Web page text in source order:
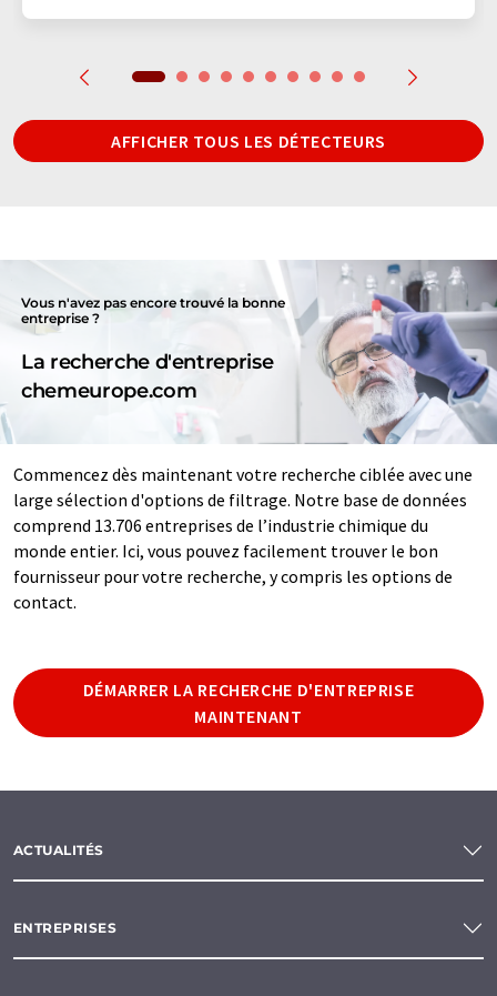
AFFICHER TOUS LES DÉTECTEURS
Vous n'avez pas encore trouvé la bonne
entreprise ?
La recherche d'entreprise
chemeurope.com
Commencez dès maintenant votre recherche ciblée avec une
large sélection d'options de filtrage. Notre base de données
comprend 13.706 entreprises de l’industrie chimique du
monde entier. Ici, vous pouvez facilement trouver le bon
fournisseur pour votre recherche, y compris les options de
contact.
DÉMARRER LA RECHERCHE D'ENTREPRISE
MAINTENANT
ACTUALITÉS
ENTREPRISES